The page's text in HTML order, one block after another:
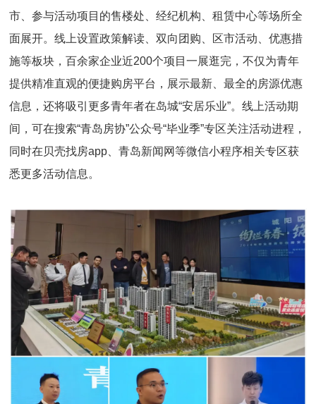
市、参与活动项目的售楼处、经纪机构、租赁中心等场所全
面展开。线上设置政策解读、双向团购、区市活动、优惠措
施等板块，百余家企业近200个项目一展逛完，不仅为青年
提供精准直观的便捷购房平台，展示最新、最全的房源优惠
信息，还将吸引更多青年者在岛城“安居乐业”。线上活动期
间，可在搜索“青岛房协”公众号“毕业季”专区关注活动进程，
同时在贝壳找房app、青岛新闻网等微信小程序相关专区获
悉更多活动信息。